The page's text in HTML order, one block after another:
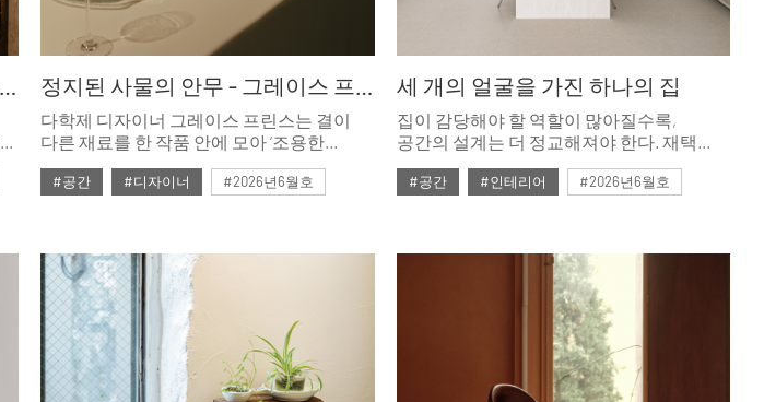
트렌드를 입은 47개의 콘셉트 룸 : 까사 데코 2026 정지된 사물의 안무 - 그레이스 프린스
다학제 디자이너 그레이스 프린스는 결이
다른 재료를 한 작품 안에 모아 ‘조용한
안무’를 짓는다. 빠르게 흐르는 디자인의
시간 속에서 묵묵히 자신의 속도를 지켜온
#공간 #디자이너 #2026년6월호
세 개의 얼굴을 가진 하나의 집
집이 감당해야 할 역할이 많아질수록,
공간의 설계는 더 정교해져야 한다. 재택
근무의 집중력을 지키면서도 아이의 육아템
하나 삐져나오지 않는 정갈함, 그리고 문을
흐트러지지 않고 공존하는 기술이다.
#공간 #인테리어 #2026년6월호